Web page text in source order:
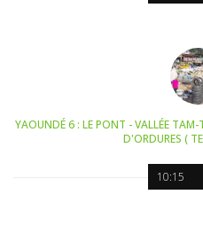
10:15
YAOUNDÉ 6 : LE PONT - VALLÉE
D'ORDURES (